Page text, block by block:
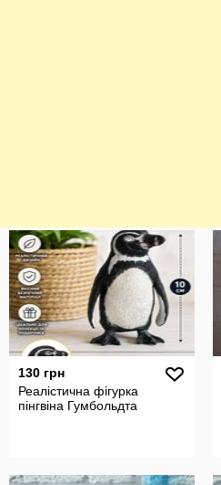
130 грн
Реалістична фігурка
пінгвіна Гумбольдта